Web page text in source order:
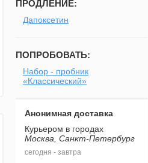
ПРОДЛЕНИЕ:
Дапоксетин
ПОПРОБОВАТЬ:
Набор - пробник
«Классический»
Анонимная доставка
Курьером в городах
Москва, Санкт-Петербург
сегодня - завтра